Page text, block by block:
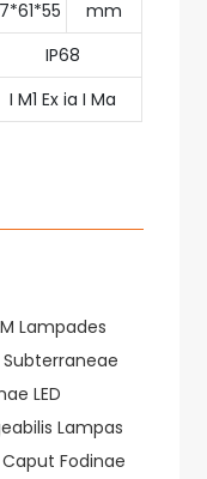
mm
IP68
I M1 Ex ia I Ma